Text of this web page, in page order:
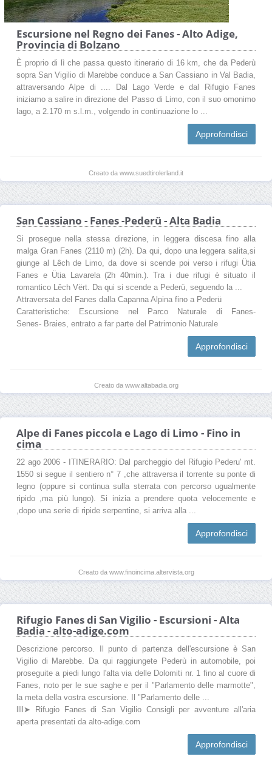
Escursione nel Regno dei Fanes - Alto Adige,
Provincia di Bolzano
È proprio di lì che passa questo itinerario di 16 km, che da Pederù
sopra San Vigilio di Marebbe conduce a San Cassiano in Val Badia,
attraversando Alpe di .... Dal Lago Verde e dal Rifugio Fanes
iniziamo a salire in direzione del Passo di Limo, con il suo omonimo
lago, a 2.170 m s.l.m., volgendo in continuazione lo ...
Approfondisci
Creato da www.suedtirolerland.it
San Cassiano - Fanes -Pederü - Alta Badia
Si prosegue nella stessa direzione, in leggera discesa fino alla
malga Gran Fanes (2110 m) (2h). Da qui, dopo una leggera salita,si
giunge al Lêch de Limo, da dove si scende poi verso i rifugi Ütia
Fanes e Ütia Lavarela (2h 40min.). Tra i due rifugi è situato il
romantico Lêch Vërt. Da qui si scende a Pederü, seguendo la ...
Attraversata del Fanes dalla Capanna Alpina fino a Pederü
Caratteristiche: Escursione nel Parco Naturale di Fanes-
Senes- Braies, entrato a far parte del Patrimonio Naturale
Approfondisci
Creato da www.altabadia.org
Alpe di Fanes piccola e Lago di Limo - Fino in
cima
22 ago 2006 - ITINERARIO: Dal parcheggio del Rifugio Pederu' mt.
1550 si segue il sentiero n° 7 ,che attraversa il torrente su ponte di
legno (oppure si continua sulla sterrata con percorso ugualmente
ripido ,ma più lungo). Si inizia a prendere quota velocemente e
,dopo una serie di ripide serpentine, si arriva alla ...
Approfondisci
Creato da www.finoincima.altervista.org
Rifugio Fanes di San Vigilio - Escursioni - Alta
Badia - alto-adige.com
Descrizione percorso. Il punto di partenza dell'escursione è San
Vigilio di Marebbe. Da qui raggiungete Pederù in automobile, poi
proseguite a piedi lungo l'alta via delle Dolomiti nr. 1 fino al cuore di
Fanes, noto per le sue saghe e per il "Parlamento delle marmotte",
la meta della vostra escursione. Il "Parlamento delle ...
llll➤ Rifugio Fanes di San Vigilio Consigli per avventure all'aria
aperta presentati da alto-adige.com
Approfondisci